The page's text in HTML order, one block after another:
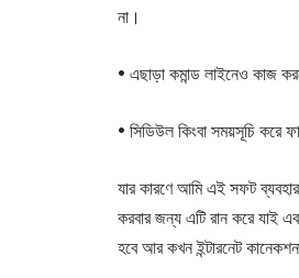
না।
• এছাড়া কমান্ড লাইনেও কাজ
• সিডিউল কিংবা সময়সূচি করে
যার কারণে আমি এই সফট
করবার জন্য এটি রান করে যাই
হবে আর কখন ইন্টারনেট